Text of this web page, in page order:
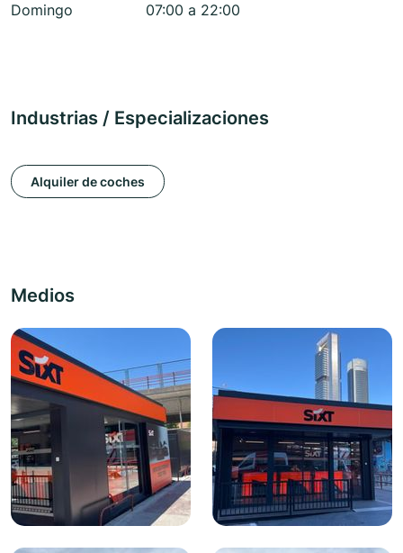
Domingo
07:00 a 22:00
Industrias / Especializaciones
Alquiler de coches
Medios